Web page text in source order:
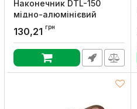
Наконечник DTL-150
мідно-алюмінієвий
кабельний, UEC
Артикул:
130,21 грн